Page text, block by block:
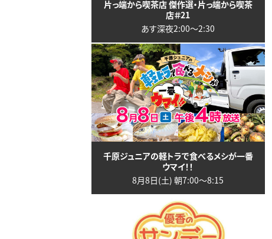
片っ端から喫茶店 傑作選・片っ端から喫茶
店＃21
あす深夜2:00〜2:30
千原ジュニアの軽トラで食べるメシが一番
ウマイ！！
8月8日(土) 朝7:00〜8:15